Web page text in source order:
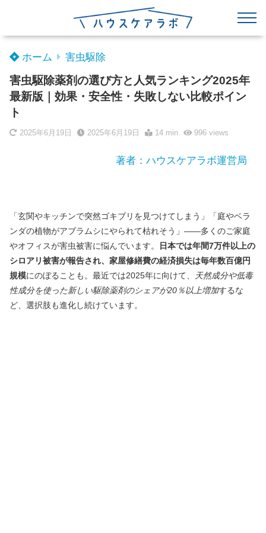
ホーム 害虫駆除
害虫駆除薬剤の選び方と人気ランキング2025年
最新版｜効果・安全性・失敗しない比較ポイン
ト
2025年6月19日 2025年6月19日 14 min 996views
著者：ハウスケアラボ運営局
「玄関やキッチンで突然ゴキブリを見つけてしまう」「庭やベラ
ンダの植物がアブラムシにやられて枯れそう」——多くのご家庭
やオフィスが害虫被害に悩んでいます。
日本では年間7万件以上の
シロアリ被害が報告され、家屋修繕費の経済損失は毎年数百億円
規模にのぼることも。最近では2025年に向けて、
天然成分や低毒
性成分を使った新しい駆除薬剤のシェアが20％以上増加するな
ど、選択肢も進化し続けています。